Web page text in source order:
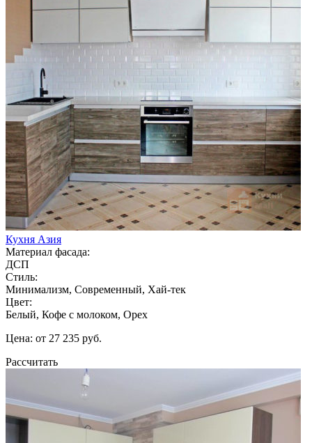
Кухня Азия
Материал фасада:
ДСП
Стиль:
Минимализм, Современный, Хай-тек
Цвет:
Белый, Кофе с молоком, Орех
Цена: от 27 235 руб.
Рассчитать